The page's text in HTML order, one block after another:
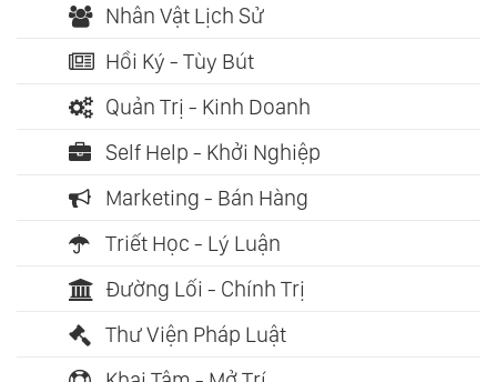
Nhân Vật Lịch Sử
Hồi Ký - Tùy Bút
Quản Trị - Kinh Doanh
Self Help - Khởi Nghiệp
Marketing - Bán Hàng
Triết Học - Lý Luận
Đường Lối - Chính Trị
Thư Viện Pháp Luật